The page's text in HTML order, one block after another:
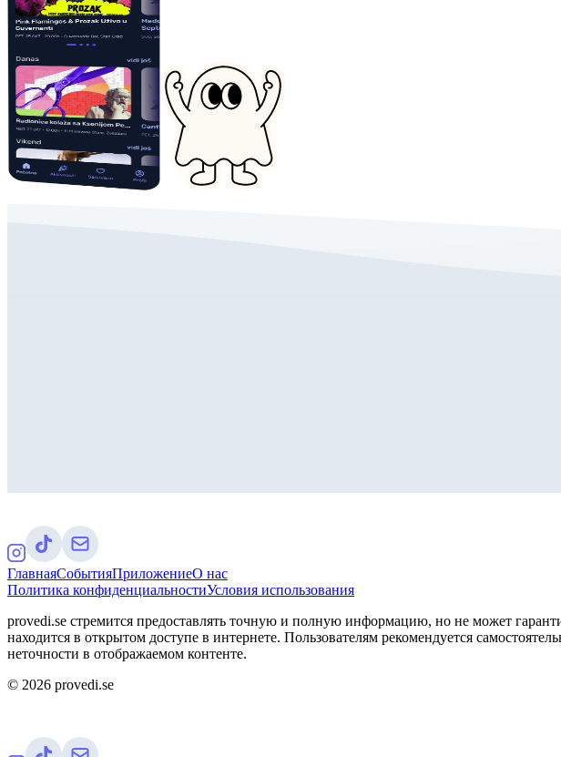
ГлавнаяСобытияПриложениеО нас
Политика конфиденциальностиУсловия использования
provedi.se стремится предоставлять точную и полную информацию, но не может
находится в открытом доступе в интернете. Пользователям рекомендуется
неточности в отображаемом контенте.
© 2026 provedi.se